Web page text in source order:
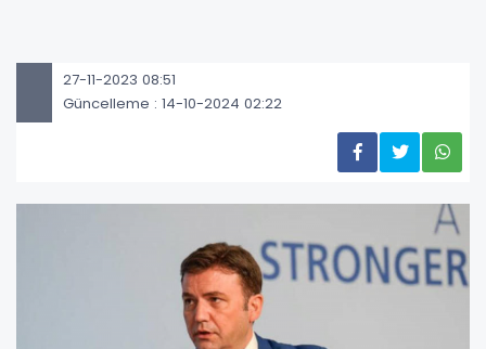
27-11-2023 08:51
Güncelleme : 14-10-2024 02:22